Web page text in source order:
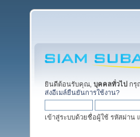
ยินดีต้อนรับคุณ, บุคคลทั่วไป กรุ
ส่งอีเมล์ยืนยันการใช้งาน?
เข้าสู่ระบบด้วยชื่อผู้ใช้ รหัสผ่าน